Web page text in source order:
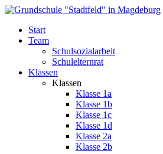
Start
Team
Schulsozialarbeit
Schulelternrat
Klassen
Klassen
Klasse 1a
Klasse 1b
Klasse 1c
Klasse 1d
Klasse 2a
Klasse 2b